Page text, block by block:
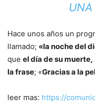
UNA
Hace unos años un
llamado; «la noche del
que el día de su muerte,
la frase; «Gracias a la
leer mas: https://